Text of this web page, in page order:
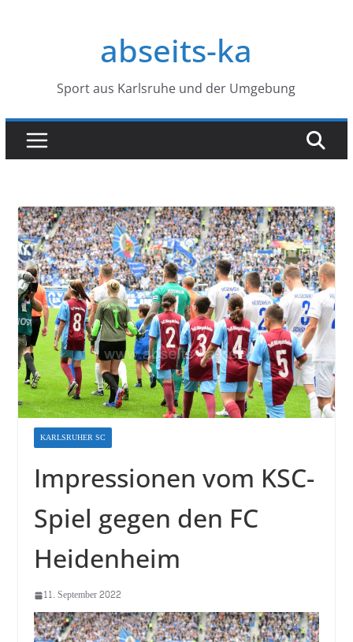
abseits-ka
Sport aus Karlsruhe und der Umgebung
KARLSRUHER SC
Impressionen vom KSC-
Spiel gegen den FC
Heidenheim
11. September 2022